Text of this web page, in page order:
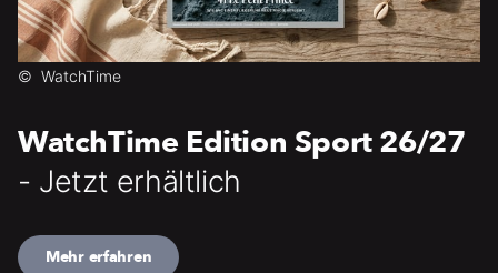
© WatchTime
WatchTime Edition Sport 26/27
- Jetzt erhältlich
Mehr erfahren